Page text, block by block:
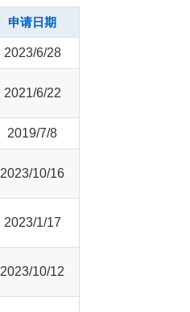
申请日期
2023/6/28
2021/6/22
2019/7/8
2023/10/16
2023/1/17
2023/10/12